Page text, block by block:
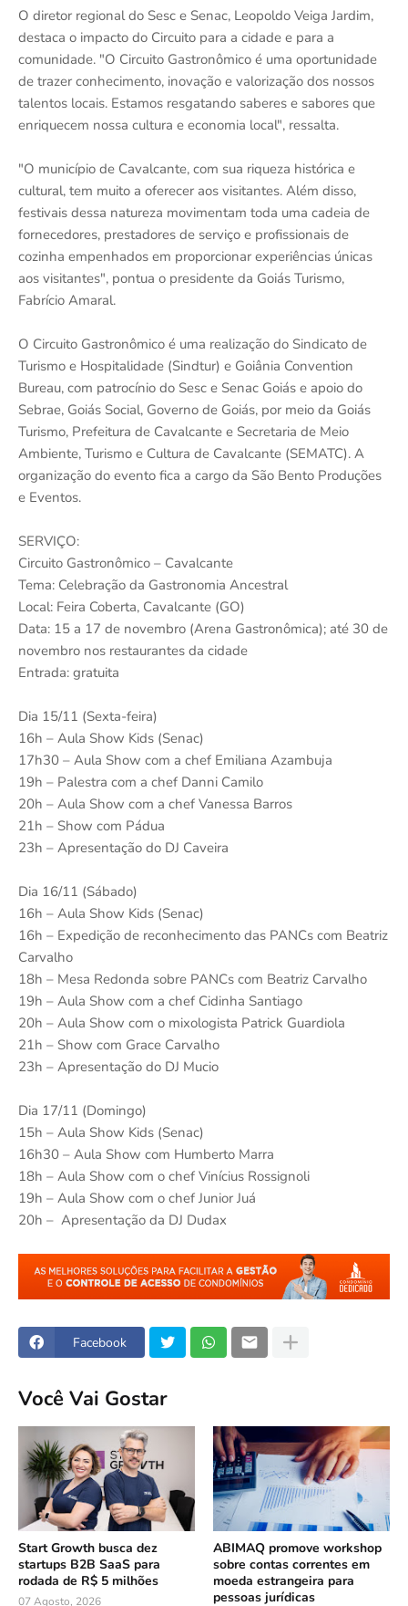
O diretor regional do Sesc e Senac, Leopoldo Veiga Jardim,
destaca o impacto do Circuito para a cidade e para a
comunidade. "O Circuito Gastronômico é uma oportunidade
de trazer conhecimento, inovação e valorização dos nossos
talentos locais. Estamos resgatando saberes e sabores que
enriquecem nossa cultura e economia local", ressalta.
"O município de Cavalcante, com sua riqueza histórica e
cultural, tem muito a oferecer aos visitantes. Além disso,
festivais dessa natureza movimentam toda uma cadeia de
fornecedores, prestadores de serviço e profissionais de
cozinha empenhados em proporcionar experiências únicas
aos visitantes", pontua o presidente da Goiás Turismo,
Fabrício Amaral.
O Circuito Gastronômico é uma realização do Sindicato de
Turismo e Hospitalidade (Sindtur) e Goiânia Convention
Bureau, com patrocínio do Sesc e Senac Goiás e apoio do
Sebrae, Goiás Social, Governo de Goiás, por meio da Goiás
Turismo, Prefeitura de Cavalcante e Secretaria de Meio
Ambiente, Turismo e Cultura de Cavalcante (SEMATC). A
organização do evento fica a cargo da São Bento Produções
e Eventos.
SERVIÇO:
Circuito Gastronômico – Cavalcante
Tema: Celebração da Gastronomia Ancestral
Local: Feira Coberta, Cavalcante (GO)
Data: 15 a 17 de novembro (Arena Gastronômica); até 30 de
novembro nos restaurantes da cidade
Entrada: gratuita
Dia 15/11 (Sexta-feira)
16h – Aula Show Kids (Senac)
17h30 – Aula Show com a chef Emiliana Azambuja
19h – Palestra com a chef Danni Camilo
20h – Aula Show com a chef Vanessa Barros
21h – Show com Pádua
23h – Apresentação do DJ Caveira
Dia 16/11 (Sábado)
16h – Aula Show Kids (Senac)
16h – Expedição de reconhecimento das PANCs com Beatriz
Carvalho
18h – Mesa Redonda sobre PANCs com Beatriz Carvalho
19h – Aula Show com a chef Cidinha Santiago
20h – Aula Show com o mixologista Patrick Guardiola
21h – Show com Grace Carvalho
23h – Apresentação do DJ Mucio
Dia 17/11 (Domingo)
15h – Aula Show Kids (Senac)
16h30 – Aula Show com Humberto Marra
18h – Aula Show com o chef Vinícius Rossignoli
19h – Aula Show com o chef Junior Juá
20h – Apresentação da DJ Dudax
Facebook
Você Vai Gostar
Start Growth busca dez
startups B2B SaaS para
rodada de R$ 5 milhões
07 Agosto, 2026
ABIMAQ promove workshop
sobre contas correntes em
moeda estrangeira para
pessoas jurídicas